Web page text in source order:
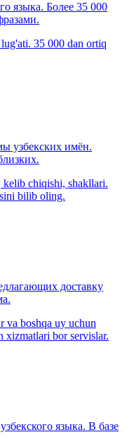
языка. Более 35 000
35 000 dan ortiq
узбекских имён.
chiqishi, shakllari.
bilib oling.
доставку
boshqa uy uchun
xizmatlari bor servislar.
языка. В базе